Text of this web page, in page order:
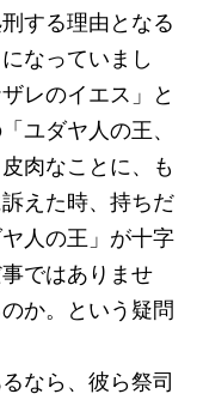
する理由となる
なっていまし
レのイエス」と
ユダヤ人の王、
肉なことに、も
えた時、持ちだ
人の王」が十字
ではありませ
か。という疑問
なら、彼ら祭司